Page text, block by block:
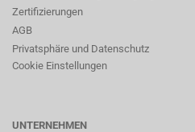
Zertifizierungen
AGB
Privatsphäre und Datenschutz
Cookie Einstellungen
UNTERNEHMEN